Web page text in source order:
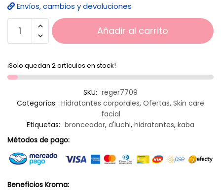
Envíos, cambios y devoluciones
Añadir al carrito
¡Solo quedan 2 artículos en stock!
SKU: reger7709
Categorías: Hidratantes corporales, Ofertas, Skin care
facial
Etiquetas: bronceador, d'luchi, hidratantes, kaba
Métodos de pago:
Beneficios Kroma: